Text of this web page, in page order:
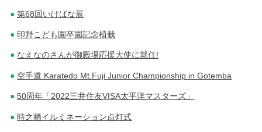
第68回いけばな展
印野こども園卒園記念植栽
なえなのさんが御殿場応援大使に就任!
空手道 Karatedo Mt.Fuji Junior Championship in Gotemba
50周年「2022三井住友VISA太平洋マスターズ」
時之栖イルミネーション点灯式